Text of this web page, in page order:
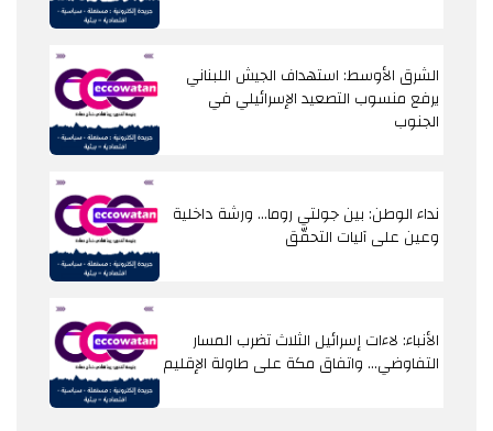
الشرق الأوسط: استهداف الجيش اللبناني
يرفع منسوب التصعيد الإسرائيلي في
الجنوب
نداء الوطن: بين جولتي روما... ورشة داخلية
وعين على آليات التحقّق
الأنباء: لاءات إسرائيل الثلاث تضرب المسار
التفاوضي... واتفاق مكة على طاولة الإقليم